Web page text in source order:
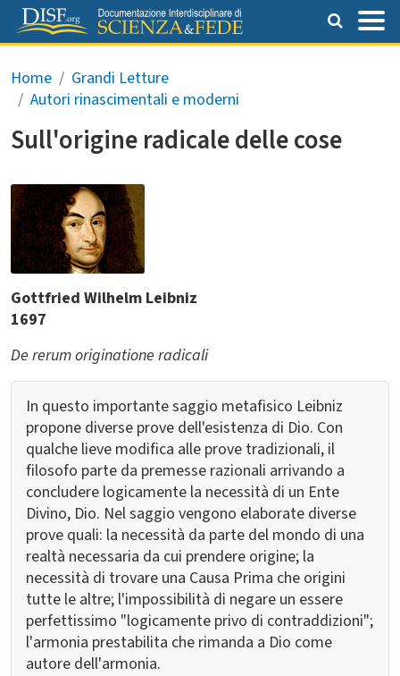
Salta al contenuto principale
Briciole di pane
Home
Grandi Letture
Autori rinascimentali e moderni
Sull'origine radicale delle cose
Gottfried Wilhelm Leibniz
1697
De rerum originatione radicali
In questo importante saggio metafisico Leibniz
propone diverse prove dell'esistenza di Dio. Con
qualche lieve modifica alle prove tradizionali, il
filosofo parte da premesse razionali arrivando a
concludere logicamente la necessità di un Ente
Divino, Dio. Nel saggio vengono elaborate diverse
prove quali: la necessità da parte del mondo di una
realtà necessaria da cui prendere origine; la
necessità di trovare una Causa Prima che origini
tutte le altre; l'impossibilità di negare un essere
perfettissimo "logicamente privo di contraddizioni";
l'armonia prestabilita che rimanda a Dio come
autore dell'armonia.